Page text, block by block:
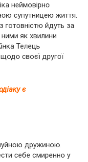
неймовірно
супутницею життя.
готовністю йдуть за
як хвилини
Телець
своєї другої
є
дружиною.
себе смиренно у